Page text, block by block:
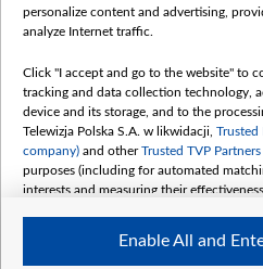
Белсат
Belsat
Biełsat
Белсат
Белсат
Белсат
Белсат
personalize content and advertising,
analyze Internet traffic.
Click "I accept and go to the website" to
tracking and data collection technology,
device and its storage, and to the
Telewizja Polska S.A. w likwidacji, Trusted
company) and otherTrusted TVP
purposes (including for automated
interests and measuring their
The purposes of processing your data by
follows:
Enable All and